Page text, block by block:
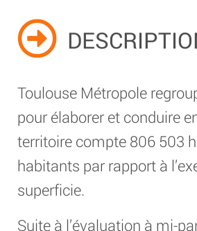
Toulouse Métropole
pour élaborer et conduire
territoire compte 806 503
habitants par rapport à
superficie.
Suite à l’évaluation à mi-